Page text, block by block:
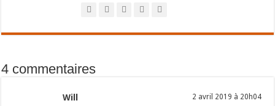
4 commentaires
Will 2 avril 2019 à 20h04